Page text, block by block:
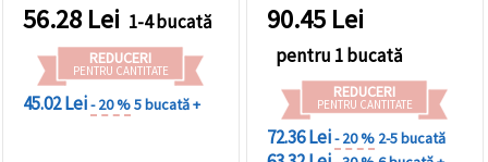
56.28 Lei 1-4 bucată
REDUCERI
PENTRU CANTITATE
45.02 Lei- 20 %5 bucată +
90.45 Lei
pentru 1 bucată
REDUCERI
PENTRU CANTITATE
72.36 Lei- 20 % 2-5 bucată